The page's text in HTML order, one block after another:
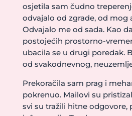
osjetila sam čudno
odvajalo od zgrade, od mog
Odvajalo me od sada. Kao
postojećih prostorno-
ubacila se u drugi poredak.
od svakodnevnog,
Prekoračila sam prag i
pokrenuo. Mailovi su
svi su tražili hitne odgovore,